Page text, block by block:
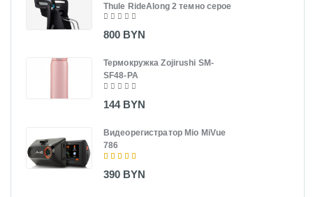
Thule RideAlong 2 темно серое
800 BYN
Термокружка Zojirushi SM-
SF48-PA
144 BYN
Видеорегистратор Mio MiVue
786
390 BYN